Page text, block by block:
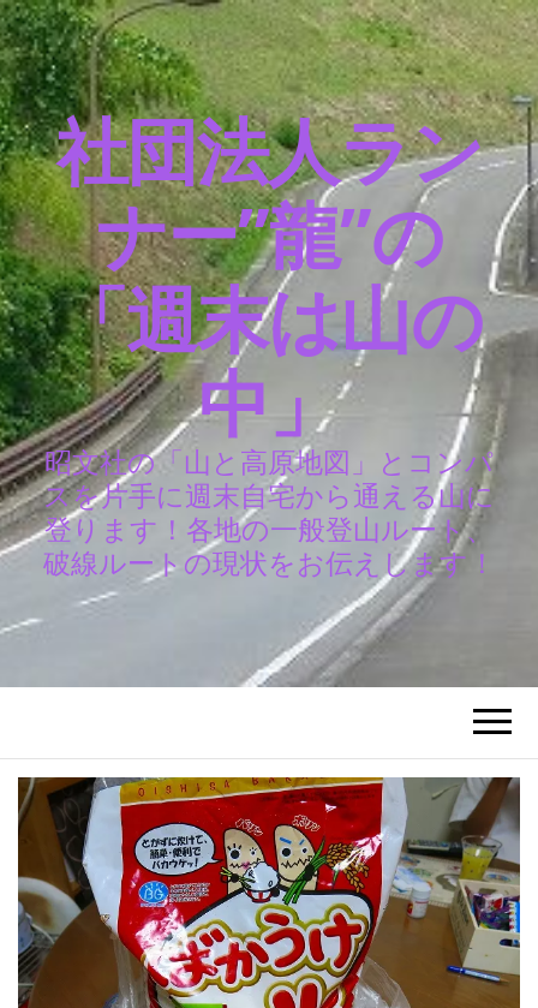
社団法人ラン
ナー”龍”の
「週末は山の
中」
昭文社の「山と高原地図」とコンパ
スを片手に週末自宅から通える山に
登ります！各地の一般登山ルート、
破線ルートの現状をお伝えします！